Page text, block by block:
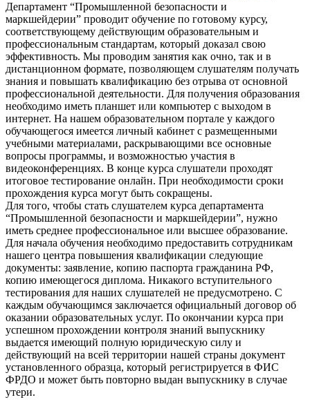
Департамент “Промышленной безопасности и
маркшейдерии” проводит обучение по готовому курсу,
соответствующему действующим образовательным и
профессиональным стандартам, который доказал свою
эффективность. Мы проводим занятия как очно, так и в
дистанционном формате, позволяющем слушателям получать
знания и повышать квалификацию без отрыва от основной
профессиональной деятельности. Для получения образования
необходимо иметь планшет или компьютер с выходом в
интернет. На нашем образовательном портале у каждого
обучающегося имеется личный кабинет с размещенными
учебными материалами, раскрывающими все основные
вопросы программы, и возможностью участия в
видеоконференциях. В конце курса слушатели проходят
итоговое тестирование онлайн. При необходимости сроки
прохождения курса могут быть сокращены.
Для того, чтобы стать слушателем курса департамента
“Промышленной безопасности и маркшейдерии”, нужно
иметь среднее профессиональное или высшее образование.
Для начала обучения необходимо предоставить сотрудникам
нашего центра повышения квалификации следующие
документы: заявление, копию паспорта гражданина РФ,
копию имеющегося диплома. Никакого вступительного
тестирования для наших слушателей не предусмотрено. С
каждым обучающимся заключается официальный договор об
оказании образовательных услуг. По окончании курса при
успешном прохождении контроля знаний выпускнику
выдается имеющий полную юридическую силу и
действующий на всей территории нашей страны документ
установленного образца, который регистрируется в ФИС
ФРДО и может быть повторно выдан выпускнику в случае
утери.